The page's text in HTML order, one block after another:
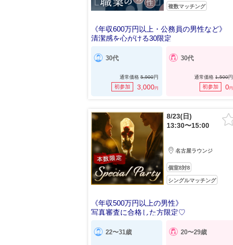
複数マッチング
《年収600万円以上・公務員の男性など》
清潔感を心がける30限定
30代
通常価格5,900円
初参加 3,000円
30代
通常価格1,500円
初参加 0円
8/23(日)
13:30〜15:00
名古屋ラウンジ
個室8対8
シングルマッチング
《年収500万円以上の男性》
写真審査に合格した方限定♡
22〜31歳 20〜29歳